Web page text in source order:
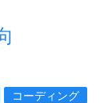
コーディング